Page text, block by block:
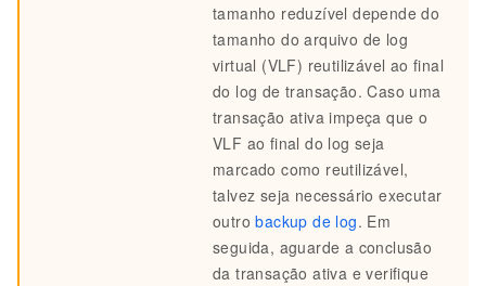
tamanho reduzível depende do
tamanho do arquivo de log
virtual (VLF) reutilizável ao final
do log de transação. Caso uma
transação ativa impeça que o
VLF ao final do log seja
marcado como reutilizável,
talvez seja necessário executar
outrobackup de log. Em
seguida, aguarde a conclusão
da transação ativa e verifique